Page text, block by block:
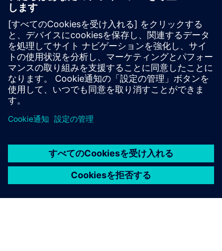
OT Blueprint
Faster rollouts, consistent security, fewer surprises at go-
live. OT Blueprint is the joint Siemens/ENTIRETEC design
standard for new and expanding production lines, built for
IT/OT architects who need reliability from day one.
詳細情報